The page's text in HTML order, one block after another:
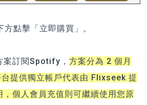
點擊「立即購買」。
案訂閱Spotify， 方案分為 2 個月
提供獨立帳戶代表由 Flixseek 提
，個人會員充值則可繼續使用您原